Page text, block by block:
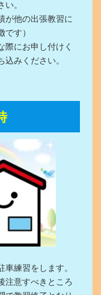
い。
が他の出張教習に
です）
際にお申し付けく
込みください。
車練習をします。
注意すべきところ